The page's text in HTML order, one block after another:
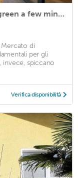
Bright apartment with view on the green a few minutes from Bellinzona (GRAPPOLI
di
per gli
invece, spiccano
Verifica disponibilità